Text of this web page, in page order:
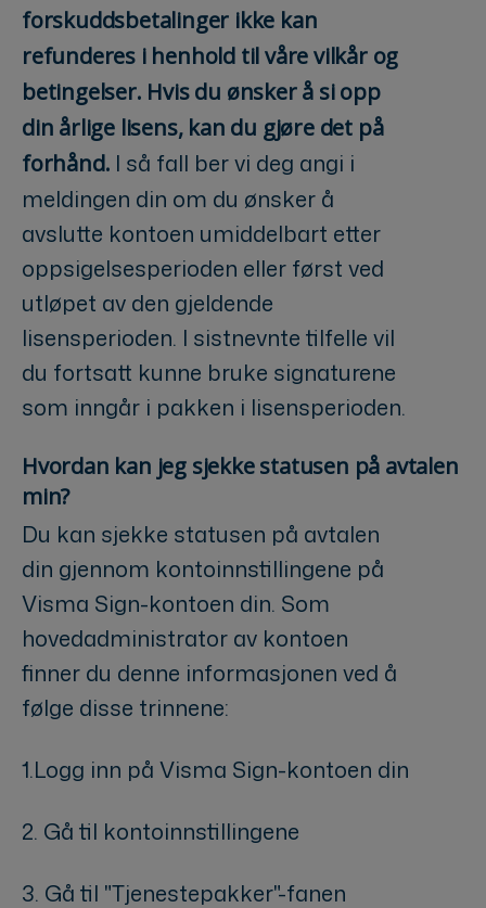
forskuddsbetalinger ikke kan
refunderes i henhold til våre vilkår og
betingelser. Hvis du ønsker å si opp
din årlige lisens, kan du gjøre det på
forhånd. I så fall ber vi deg angi i
meldingen din om du ønsker å
avslutte kontoen umiddelbart etter
oppsigelsesperioden eller først ved
utløpet av den gjeldende
lisensperioden. I sistnevnte tilfelle vil
du fortsatt kunne bruke signaturene
som inngår i pakken i lisensperioden.
Hvordan kan jeg sjekke statusen på avtalen
min?
Du kan sjekke statusen på avtalen
din gjennom kontoinnstillingene på
Visma Sign-kontoen din. Som
hovedadministrator av kontoen
finner du denne informasjonen ved å
følge disse trinnene:
1.Logg inn på Visma Sign-kontoen din
2. Gå til kontoinnstillingene
3. Gå til "Tjenestepakker"-fanen